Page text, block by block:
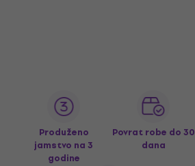
Produženo
jamstvo na 3
godine
Povrat robe do 30
dana